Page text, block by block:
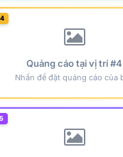
Quảng cáo tại vị trí #4
Nhấn để đặt quảng cáo của